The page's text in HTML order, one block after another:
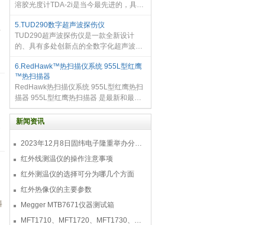
溶胶光度计TDA-2i是当今最先进的，具有
溶胶光度计，ATI 2i拥有便携式的特性，坚
固耐用，是现场工况下过滤
5.TUD290数字超声波探伤仪
TUD290超声波探伤仪是一款全新设计
的、具有多处创新点的全数字化超声波探
产品简介 等效采样频率高达320MHz，微
小缺陷的检出率高；
6.RedHawk™热扫描仪系统 955L型红鹰
™热扫描器
RedHawk热扫描仪系统 955L型红鹰热扫
描器 955L型红鹰热扫描器 是最新和最先
进的，时间证明的系列热扫描器由Dyn-
Optics制造，多年来一直在帮助消防队员
和跳烟者。 专为热点检测设计的D
新闻资讯
2023年12月8日固纬电子隆重举办分销商答谢会，展示重磅新产品！
红外线测温仪的操作注意事项
红外测温仪的选择可分为哪几个方面
红外热像仪的主要参数
Megger MTB7671仪器测试箱
MFT1710、MFT1720、MFT1730、MFT1735多功能测试仪